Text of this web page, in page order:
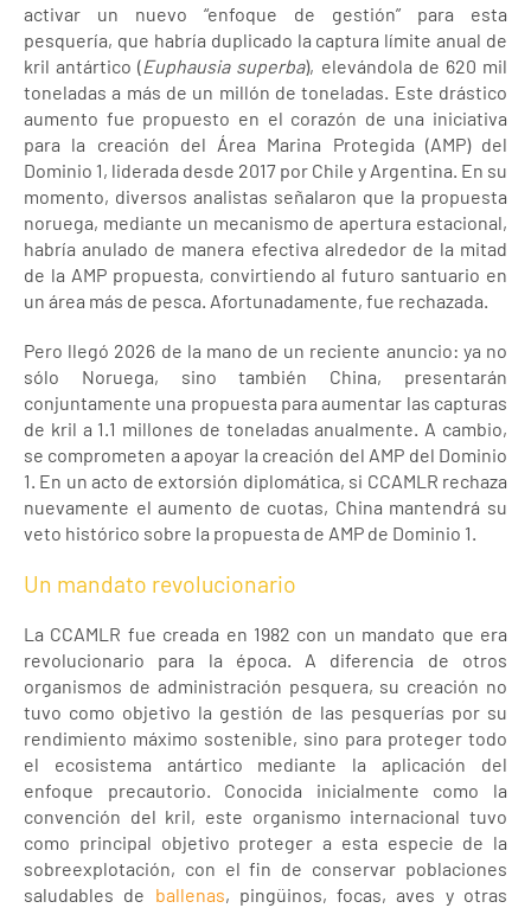
activar un nuevo “enfoque de gestión” para esta
pesquería, que habría duplicado la captura límite anual de
kril antártico (Euphausia superba), elevándola de 620 mil
toneladas a más de un millón de toneladas. Este drástico
aumento fue propuesto en el corazón de una iniciativa
para la creación del Área Marina Protegida (AMP) del
Dominio 1, liderada desde 2017 por Chile y Argentina. En su
momento, diversos analistas señalaron que la propuesta
noruega, mediante un mecanismo de apertura estacional,
habría anulado de manera efectiva alrededor de la mitad
de la AMP propuesta, convirtiendo al futuro santuario en
un área más de pesca. Afortunadamente, fue rechazada.
Pero llegó 2026 de la mano de un reciente anuncio: ya no
sólo Noruega, sino también China, presentarán
conjuntamente una propuesta para aumentar las capturas
de kril a 1.1 millones de toneladas anualmente. A cambio,
se comprometen a apoyar la creación del AMP del Dominio
1. En un acto de extorsión diplomática, si CCAMLR rechaza
nuevamente el aumento de cuotas, China mantendrá su
veto histórico sobre la propuesta de AMP de Dominio 1.
Un mandato revolucionario
La CCAMLR fue creada en 1982 con un mandato que era
revolucionario para la época. A diferencia de otros
organismos de administración pesquera, su creación no
tuvo como objetivo la gestión de las pesquerías por su
rendimiento máximo sostenible, sino para proteger todo
el ecosistema antártico mediante la aplicación del
enfoque precautorio. Conocida inicialmente como la
convención del kril, este organismo internacional tuvo
como principal objetivo proteger a esta especie de la
sobreexplotación, con el fin de conservar poblaciones
saludables de ballenas, pingüinos, focas, aves y otras